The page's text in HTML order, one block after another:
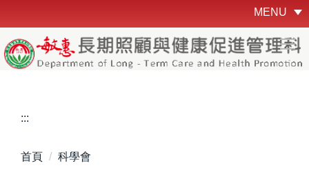
到
主
要
MENU
:::
首頁 科學會